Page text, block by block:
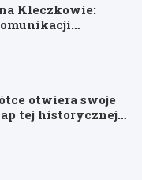
Kleczkowie:
otwiera swoje
tej historycznej